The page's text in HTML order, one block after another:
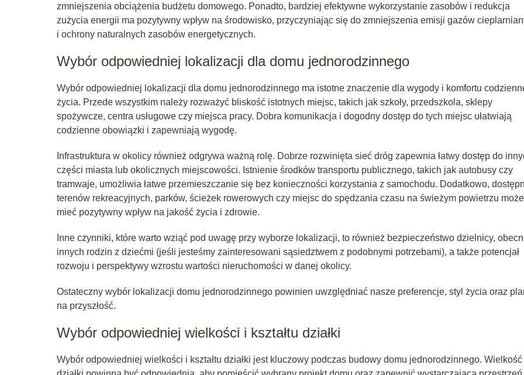
zmniejszenia obciążenia budżetu domowego. Ponadto, bardziej efektywne wykorzystanie zasobów i redukcja
zużycia energii ma pozytywny wpływ na środowisko, przyczyniając się do zmniejszenia emisji gazów
i ochrony naturalnych zasobów energetycznych.
Wybór odpowiedniej lokalizacji dla domu jednorodzinnego
Wybór odpowiedniej lokalizacji dla domu jednorodzinnego ma istotne znaczenie dla wygody i komfortu
życia. Przede wszystkim należy rozważyć bliskość istotnych miejsc, takich jak szkoły, przedszkola, sklepy
spożywcze, centra usługowe czy miejsca pracy. Dobra komunikacja i dogodny dostęp do tych miejsc ułatwiają
codzienne obowiązki i zapewniają wygodę.
Infrastruktura w okolicy również odgrywa ważną rolę. Dobrze rozwinięta sieć dróg zapewnia łatwy dostęp do
części miasta lub okolicznych miejscowości. Istnienie środków transportu publicznego, takich jak autobusy czy
tramwaje, umożliwia łatwe przemieszczanie się bez konieczności korzystania z samochodu. Dodatkowo,
terenów rekreacyjnych, parków, ścieżek rowerowych czy miejsc do spędzania czasu na świeżym powietrzu może
mieć pozytywny wpływ na jakość życia i zdrowie.
Inne czynniki, które warto wziąć pod uwagę przy wyborze lokalizacji, to również bezpieczeństwo dzielnicy,
innych rodzin z dziećmi (jeśli jesteśmy zainteresowani sąsiedztwem z podobnymi potrzebami), a także potencjał
rozwoju i perspektywy wzrostu wartości nieruchomości w danej okolicy.
Ostateczny wybór lokalizacji domu jednorodzinnego powinien uwzględniać nasze preferencje, styl życia oraz
na przyszłość.
Wybór odpowiedniej wielkości i kształtu działki
Wybór odpowiedniej wielkości i kształtu działki jest kluczowy podczas budowy domu jednorodzinnego. Wielkość